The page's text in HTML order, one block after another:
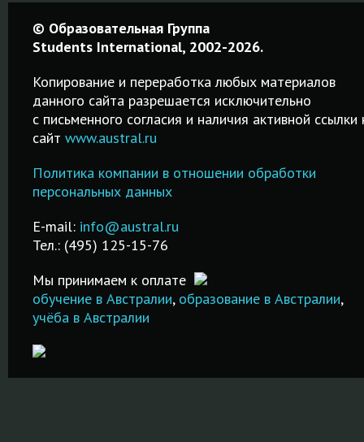
Сдай в
СВОЁМ
городе!
Простая
процедура
регистрации на
IELTS! Удобный
поиск города и
даты сдачи
экзамена!
ПОДРОБНЕЕ
Подготовка
к IELTS в
Москве
Качественные
курсы от 2-х
месяцев!
Подготовка к
Недорого и
качественно!
ПОДРОБНЕЕ
© Образовательная Группа
Students International, 2002-2026.
Копирование и переработка любых материалов
данного сайта разрешается исключительно
c письменного согласия и наличия активной ссылки
сайт www.austral.ru
Политика компании в отношении обработки
персональных данных
E-mail: info@austral.ru
Тел.: (495) 125-15-76
Мы принимаем к оплате
обучение в Австралии, образование в Австралии,
учёба в Австралии